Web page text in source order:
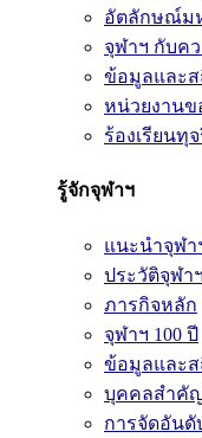
อัตลักษณ์ม
จุฬาฯ กับค
ข้อมูลและ
หน่วยงานข
ร้องเรียนทุ
รู้จักจุฬาฯ
แนะนำจุฬา
ประวัติจุฬาฯ
ภารกิจหลัก
จุฬาฯ 100 ปี
ข้อมูลและ
บุคคลสำคั
การจัดอันดั